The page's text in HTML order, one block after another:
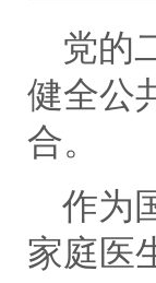
党的
健全公
合。
作为
家庭医